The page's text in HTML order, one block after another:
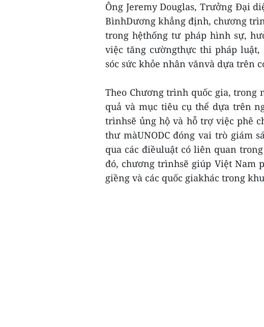
Ông Jeremy Douglas, Trưởng Đại
BìnhDương khẳng định, chương
trong hệthống tư pháp hình sự,
việc tăng cườngthực thi pháp
sóc sức khỏe nhân vănvà dựa trên
Theo Chương trình quốc gia,
quả và mục tiêu cụ thể dựa trên
trìnhsẽ ủng hộ và hỗ trợ việc phê
thư màUNODC đóng vai trò giám
qua các điềuluật có liên quan
đó, chương trìnhsẽ giúp Việt Nam
giềng và các quốc giakhác trong